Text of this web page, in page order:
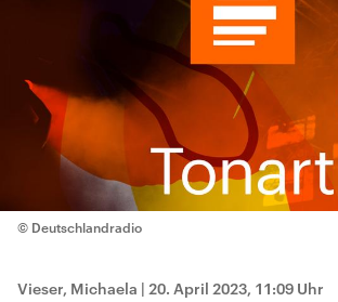
© Deutschlandradio
Vieser, Michaela | 20. April 2023, 11:09 Uhr